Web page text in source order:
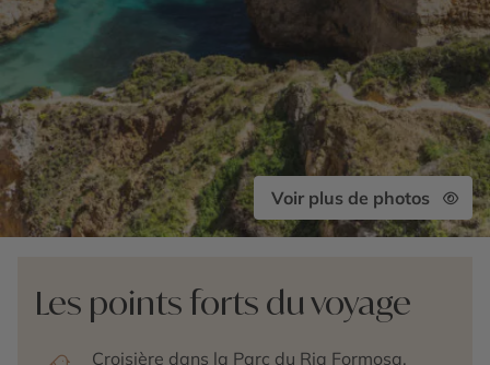
Voir plus de photos
Les points forts du voyage
Croisière dans la Parc du Ria Formosa,